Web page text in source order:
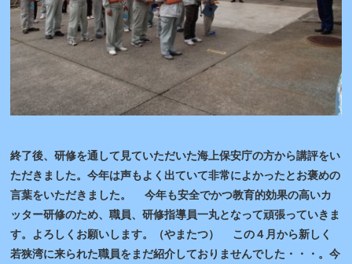
終了後、研修を通して見ていただいた海上保安庁の方から講評をい
ただきました。今年は声もよく出ていて非常によかったとお褒めの
言葉をいただきました。 今年も安全でかつ教育的効果の高いカ
ッター研修のため、職員、研修指導員一丸となって頑張っていきま
す。よろしくお願いします。（やまたつ） この４月から新しく
若狭湾に来られた職員をまだ紹介しておりませんでした・・・。今